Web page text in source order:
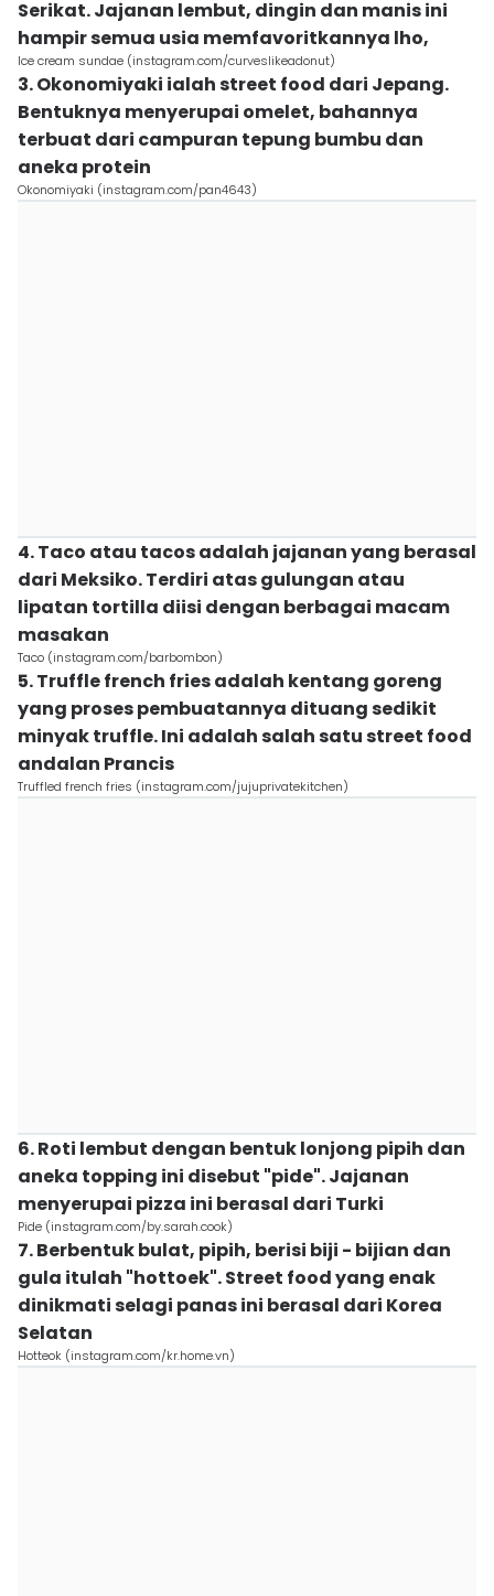
Serikat. Jajanan lembut, dingin dan manis ini
hampir semua usia memfavoritkannya lho,
Ice cream sundae (instagram.com/curveslikeadonut)
3. Okonomiyaki ialah street food dari Jepang.
Bentuknya menyerupai omelet, bahannya
terbuat dari campuran tepung bumbu dan
aneka protein
Okonomiyaki (instagram.com/pan4643)
4. Taco atau tacos adalah jajanan yang berasal
dari Meksiko. Terdiri atas gulungan atau
lipatan tortilla diisi dengan berbagai macam
masakan
Taco (instagram.com/barbombon)
5. Truffle french fries adalah kentang goreng
yang proses pembuatannya dituang sedikit
minyak truffle. Ini adalah salah satu street food
andalan Prancis
Truffled french fries (instagram.com/jujuprivatekitchen)
6. Roti lembut dengan bentuk lonjong pipih dan
aneka topping ini disebut "pide". Jajanan
menyerupai pizza ini berasal dari Turki
Pide (instagram.com/by.sarah.cook)
7. Berbentuk bulat, pipih, berisi biji - bijian dan
gula itulah "hottoek". Street food yang enak
dinikmati selagi panas ini berasal dari Korea
Selatan
Hotteok (instagram.com/kr.home.vn)